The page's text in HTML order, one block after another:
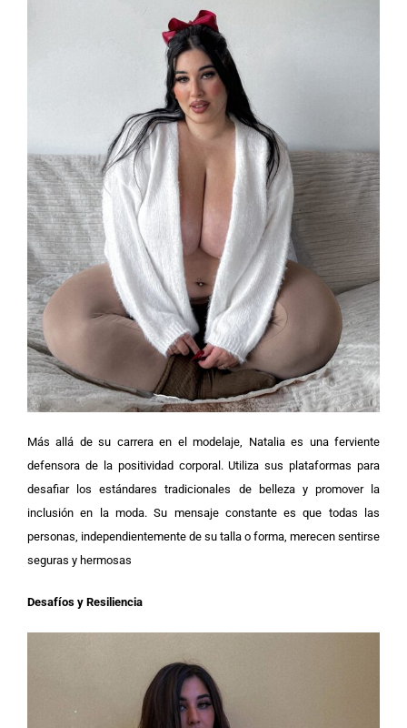
Más allá de su carrera en el modelaje, Natalia es una ferviente
defensora de la positividad corporal. Utiliza sus plataformas para
desafiar los estándares tradicionales de belleza y promover la
inclusión en la moda. Su mensaje constante es que todas las
personas, independientemente de su talla o forma, merecen sentirse
seguras y hermosas
Desafíos y Resiliencia